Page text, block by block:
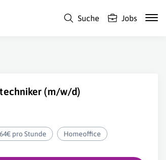
Suche Jobs
(m/w/d)
pro Stunde Homeoffice